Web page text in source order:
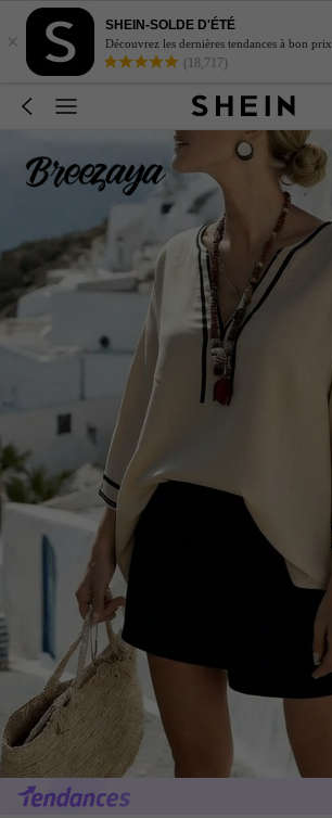
×
SHEIN-SOLDE D'ÉTÉ
Découvrez les dernières tendances à bon prix.
(18,717)